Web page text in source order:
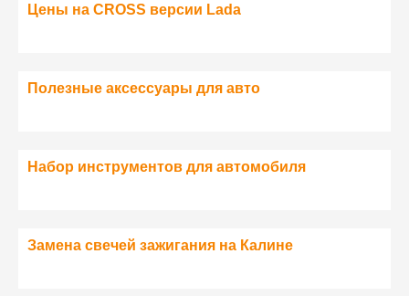
Цены на CROSS версии Lada
Полезные аксессуары для авто
Набор инструментов для автомобиля
Замена свечей зажигания на Калине